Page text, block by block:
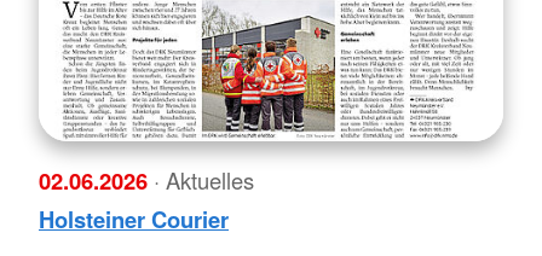
02.06.2026 · Aktuelles
Holsteiner Courier